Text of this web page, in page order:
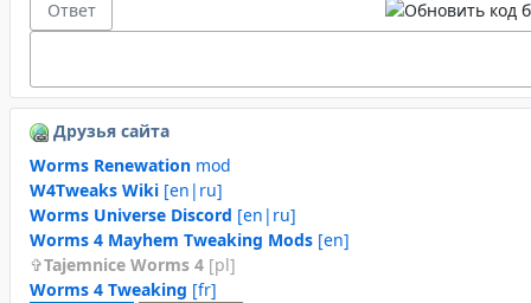
Друзья сайта
Worms Renewation mod
W4Tweaks Wiki [en|ru]
Worms Universe Discord [en|ru]
Worms 4 Mayhem Tweaking Mods [en]
Tajemnice Worms 4 [pl]
Worms 4 Tweaking [fr]